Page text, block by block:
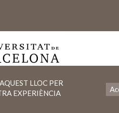
LLOC PER
EXPERIÈNCIA